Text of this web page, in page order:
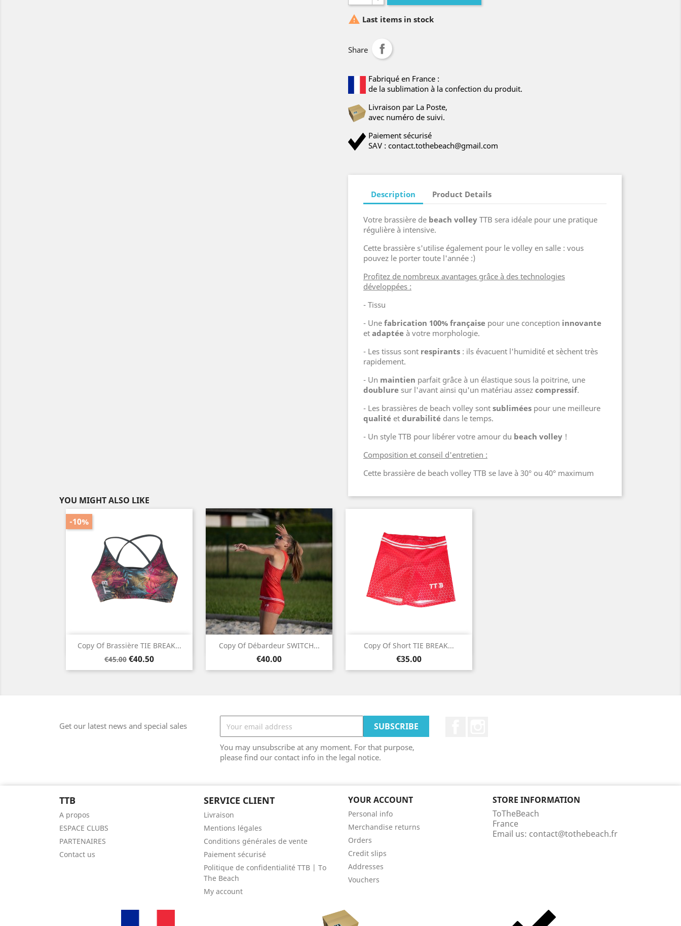
 Last items in stock
Share
Fabriqué en France :
de la sublimation à la confection du produit.
Livraison par La Poste,
avec numéro de suivi.
Paiement sécurisé
SAV : contact.tothebeach@gmail.com
Description Product Details
Votre brassière de beach volley TTB sera idéale pour une pratique
régulière à intensive.
Cette brassière s'utilise également pour le volley en salle : vous
pouvez le porter toute l'année :)
Profitez de nombreux avantages grâce à des technologies
développées :
- Tissu
- Une fabrication 100% française pour une conception innovante
et adaptée à votre morphologie.
- Les tissus sont respirants : ils évacuent l'humidité et sèchent très
rapidement.
- Un maintien parfait grâce à un élastique sous la poitrine, une
doublure sur l'avant ainsi qu'un matériau assez compressif.
- Les brassières de beach volley sont sublimées pour une meilleure
qualité et durabilité dans le temps.
- Un style TTB pour libérer votre amour du beach volley !
Composition et conseil d'entretien :
Cette brassière de beach volley TTB se lave à 30° ou 40° maximum
YOU MIGHT ALSO LIKE
Copy Of Brassière TIE BREAK...
Regular
price
€45.00 Price
€40.50
-10%
Quick view Copy Of Débardeur SWITCH...
Price
€40.00
Quick view Copy Of Short TIE BREAK...
Price
€35.00
Quick view
Red
Get our latest news and special sales
You may unsubscribe at any moment. For that purpose,
please find our contact info in the legal notice.
TTB
A propos
ESPACE CLUBS
PARTENAIRES
Contact us
SERVICE CLIENT
Livraison
Mentions légales
Conditions générales de vente
Paiement sécurisé
Politique de confidentialité TTB | To
The Beach
My account
YOUR ACCOUNT
Personal info
Merchandise returns
Orders
Credit slips
Addresses
Vouchers
STORE INFORMATION
ToTheBeach
France
Email us: contact@tothebeach.fr